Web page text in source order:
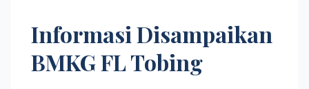
Informasi Disampaikan
BMKG FL Tobing